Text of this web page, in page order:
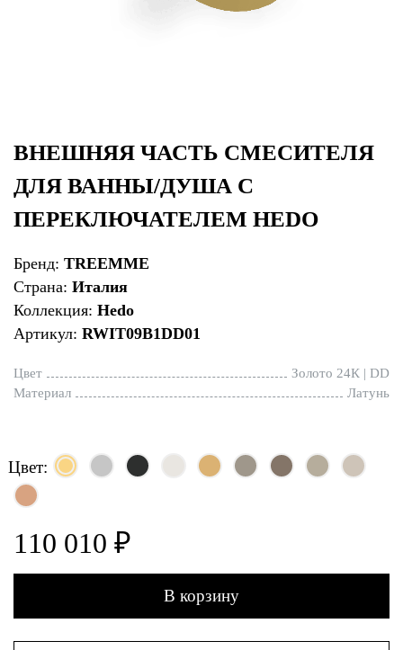
ВНЕШНЯЯ ЧАСТЬ СМЕСИТЕЛЯ
ДЛЯ ВАННЫ/ДУША С
ПЕРЕКЛЮЧАТЕЛЕМ HEDO
Бренд: TREEMME
Страна: Италия
Коллекция: Hedo
Артикул: RWIT09B1DD01
Цвет
Золото 24К | DD
Материал
Латунь
Цвет:
110 010 ₽
В корзину